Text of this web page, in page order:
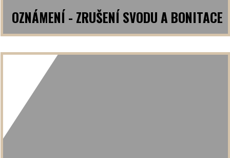
OZNÁMENÍ - ZRUŠENÍ SVODU A BONITACE